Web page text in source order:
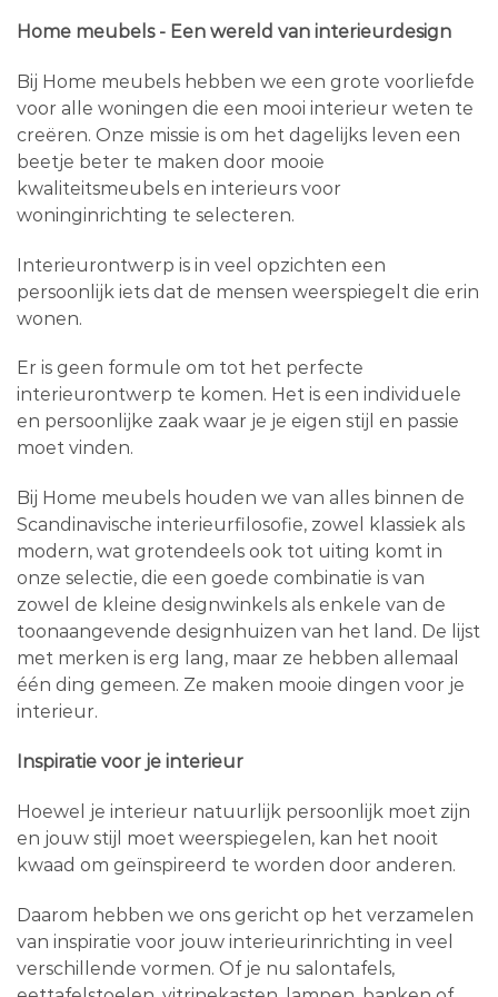
Home meubels - Een wereld van interieurdesign
Bij Home meubels hebben we een grote voorliefde
voor alle woningen die een mooi interieur weten te
creëren. Onze missie is om het dagelijks leven een
beetje beter te maken door mooie
kwaliteitsmeubels en interieurs voor
woninginrichting te selecteren.
Interieurontwerp is in veel opzichten een
persoonlijk iets dat de mensen weerspiegelt die erin
wonen.
Er is geen formule om tot het perfecte
interieurontwerp te komen. Het is een individuele
en persoonlijke zaak waar je je eigen stijl en passie
moet vinden.
Bij Home meubels houden we van alles binnen de
Scandinavische interieurfilosofie, zowel klassiek als
modern, wat grotendeels ook tot uiting komt in
onze selectie, die een goede combinatie is van
zowel de kleine designwinkels als enkele van de
toonaangevende designhuizen van het land. De lijst
met merken is erg lang, maar ze hebben allemaal
één ding gemeen. Ze maken mooie dingen voor je
interieur.
Inspiratie voor je interieur
Hoewel je interieur natuurlijk persoonlijk moet zijn
en jouw stijl moet weerspiegelen, kan het nooit
kwaad om geïnspireerd te worden door anderen.
Daarom hebben we ons gericht op het verzamelen
van inspiratie voor jouw interieurinrichting in veel
verschillende vormen. Of je nu salontafels,